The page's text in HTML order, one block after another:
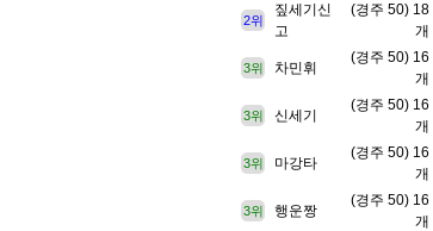
2위
짚세기신
고
(경주 50) 18
개
3위 차민휘
(경주 50) 16
개
3위 신세기
(경주 50) 16
개
3위 마강타
(경주 50) 16
개
3위 행운짱
(경주 50) 16
개